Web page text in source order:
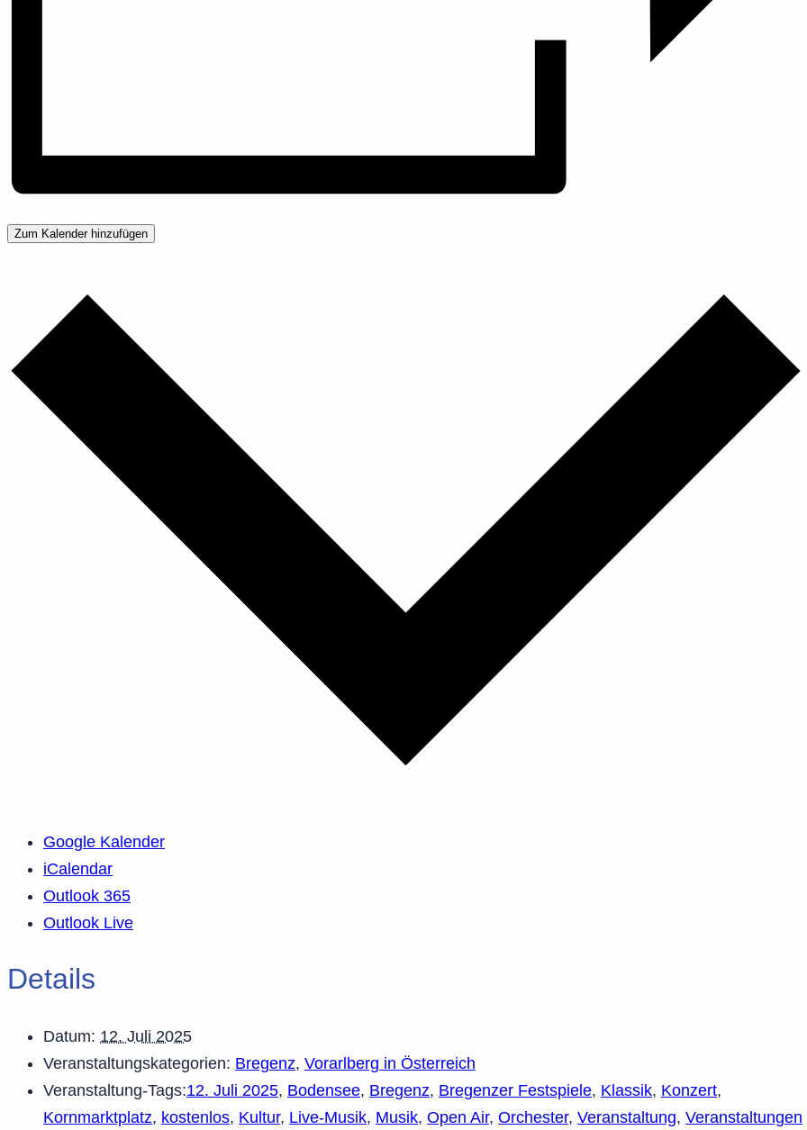
Zum Kalender hinzufügen
Google Kalender
iCalendar
Outlook 365
Outlook Live
Details
Datum: 12. Juli 2025
Veranstaltungskategorien: Bregenz, Vorarlberg in Österreich
Veranstaltung-Tags:12. Juli 2025, Bodensee, Bregenz, Bregenzer Festspiele, Klassik, Konzert,
Kornmarktplatz, kostenlos, Kultur, Live-Musik, Musik, Open Air, Orchester, Veranstaltung, Veranstaltungen